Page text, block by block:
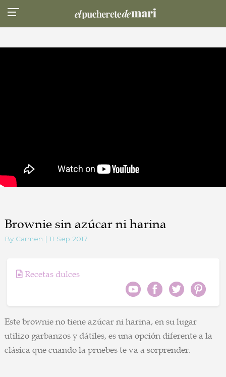
Brownie sin azúcar ni harina
By Carmen | 11 Sep 2017
Recetas dulces
Este brownie no tiene azúcar ni harina, en su lugar
utilizo garbanzos y dátiles, es una opción diferente a la
clásica que cuando la pruebes te va a sorprender.